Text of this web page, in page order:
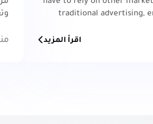
traditional advertising,
اقرأ المزيد منذ 4